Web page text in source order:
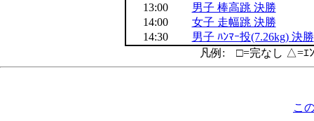
13:00
男子 棒高跳 決勝
14:00
女子 走幅跳 決勝
14:30
男子 ﾊﾝﾏｰ投(7.26kg) 決勝
凡例: □=完なし △=ｴ
こ